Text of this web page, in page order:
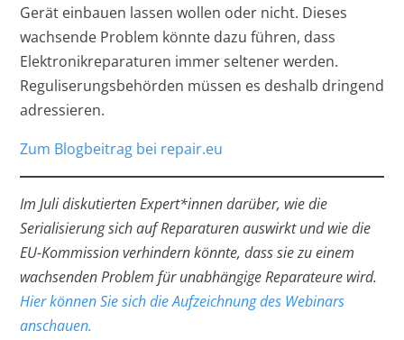
Gerät einbauen lassen wollen oder nicht. Dieses
wachsende Problem könnte dazu führen, dass
Elektronikreparaturen immer seltener werden.
Reguliserungsbehörden müssen es deshalb dringend
adressieren.
Zum Blogbeitrag bei repair.eu
Im Juli diskutierten Expert*innen darüber, wie die
Serialisierung sich auf Reparaturen auswirkt und wie die
EU-Kommission verhindern könnte, dass sie zu einem
wachsenden Problem für unabhängige Reparateure wird.
Hier können Sie sich die Aufzeichnung des Webinars
anschauen.